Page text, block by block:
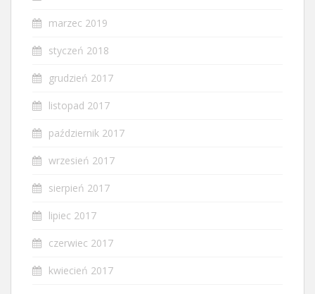
marzec 2019
styczeń 2018
grudzień 2017
listopad 2017
październik 2017
wrzesień 2017
sierpień 2017
lipiec 2017
czerwiec 2017
kwiecień 2017